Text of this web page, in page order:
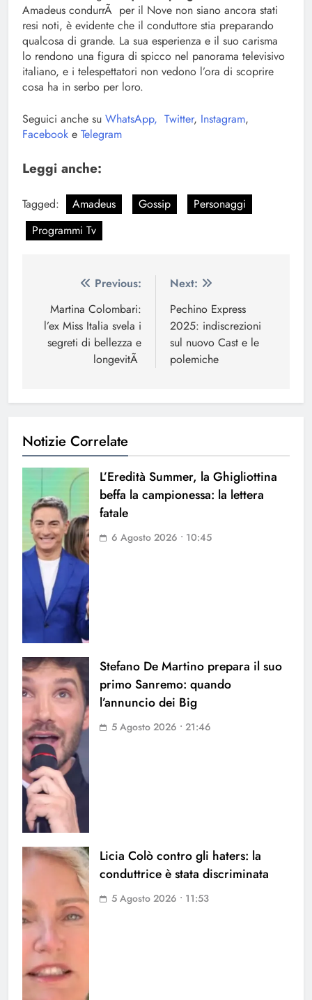
Amadeus condurrÃ per il Nove non siano ancora stati
resi noti, è evidente che il conduttore stia preparando
qualcosa di grande. La sua esperienza e il suo carisma
lo rendono una figura di spicco nel panorama televisivo
italiano, e i telespettatori non vedono l’ora di scoprire
cosa ha in serbo per loro.
Seguici anche su WhatsApp, Twitter, Instagram,
Facebook e Telegram
Leggi anche:
Tagged: Amadeus Gossip
Personaggi
Programmi Tv
Navigazione
articoli
Previous:
Martina Colombari:
l’ex Miss Italia svela i
segreti di bellezza e
longevitÃ
Next:
Pechino Express
2025: indiscrezioni
sul nuovo Cast e le
polemiche
Notizie Correlate
L’Eredità Summer, la Ghigliottina
beffa la campionessa: la lettera
fatale
6 Agosto 2026 • 10:45
Stefano De Martino prepara il suo
primo Sanremo: quando
l’annuncio dei Big
5 Agosto 2026 • 21:46
Licia Colò contro gli haters: la
conduttrice è stata discriminata
5 Agosto 2026 • 11:53